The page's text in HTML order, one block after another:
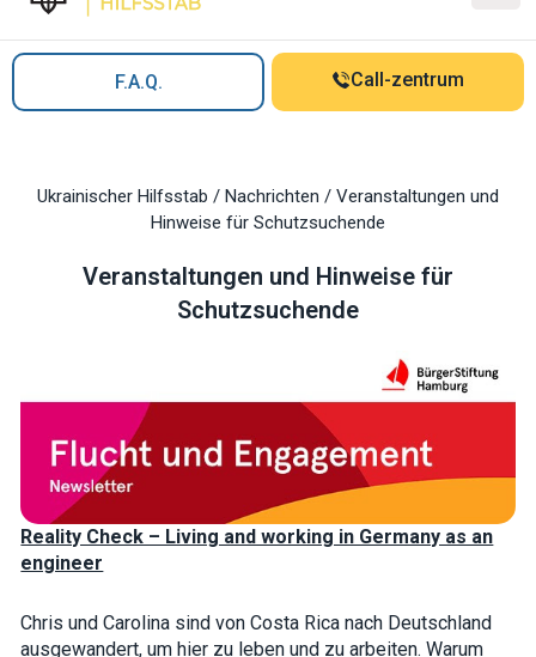
F.A.Q. Call-zentrum
Ukrainischer Hilfsstab / Nachrichten / Veranstaltungen und
Hinweise für Schutzsuchende
Veranstaltungen und Hinweise für
Schutzsuchende
Reality Check – Living and working in Germany as an
engineer
Chris und Carolina sind von Costa Rica nach Deutschland
ausgewandert, um hier zu leben und zu arbeiten. Warum
Necessary
These
cookies are
not optional.
They are
the website
to function.
Statistics
In order for